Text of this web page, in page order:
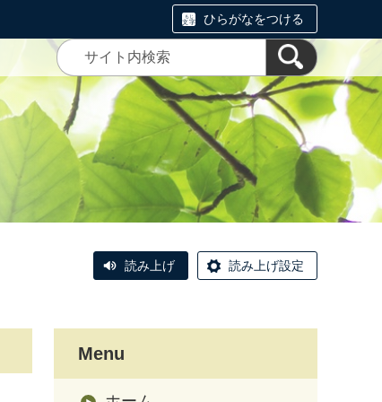
ひらがなをつける
読み上げ 読み上げ設定
Menu